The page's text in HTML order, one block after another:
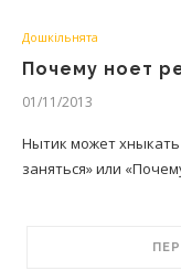
Дошкільнята
Почему ноет
01/11/2013
Нытик может
заняться» или